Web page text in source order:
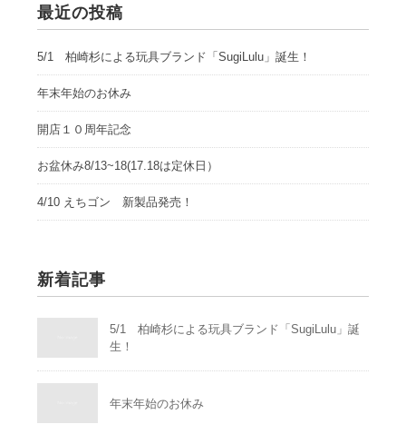
最近の投稿
5/1 柏崎杉による玩具ブランド「SugiLulu」誕生！
年末年始のお休み
開店１０周年記念
お盆休み8/13~18(17.18は定休日）
4/10 えちゴン 新製品発売！
新着記事
5/1 柏崎杉による玩具ブランド「SugiLulu」誕
生！
年末年始のお休み